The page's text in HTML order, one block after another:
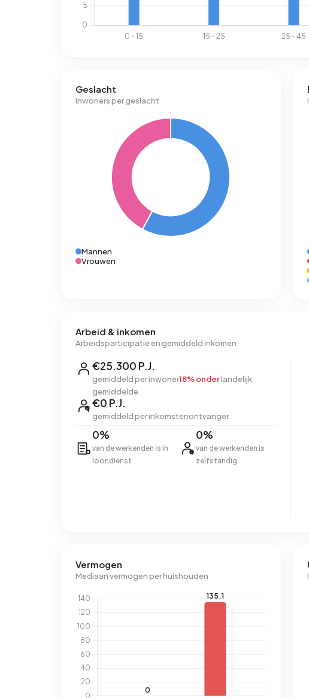
Geslacht
Inwoners per geslacht
Mannen
Vrouwen
Arbeid & inkomen
Arbeidsparticipatie en gemiddeld inkomen
€25.300 P.J.
gemiddeld per inwoner18% onderlandelijk
gemiddelde
€0 P.J.
gemiddeld per inkomstenontvanger
0%
van de werkenden is in
loondienst
0%
van de werkenden is
zelfstandig
Vermogen
Mediaan vermogen per huishouden